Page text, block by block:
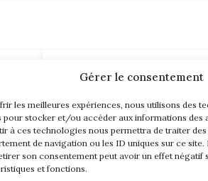
Gérer le consentement
les meilleures expériences, nous utilisons des
pour stocker et/ou accéder aux informations des
à ces technologies nous permettra de traiter
de navigation ou les ID uniques sur ce site.
son consentement peut avoir un effet négatif
et fonctions.